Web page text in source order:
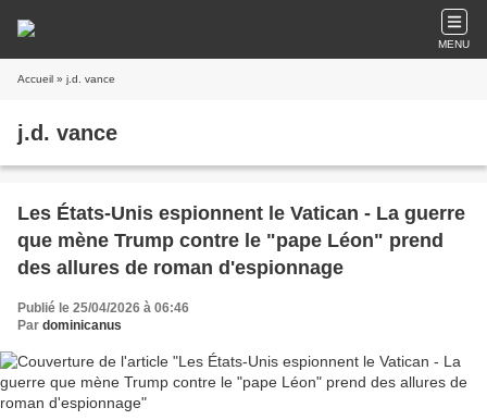
MENU
Accueil » j.d. vance
j.d. vance
Les États-Unis espionnent le Vatican - La guerre
que mène Trump contre le "pape Léon" prend
des allures de roman d'espionnage
Publié le 25/04/2026 à 06:46
Par dominicanus